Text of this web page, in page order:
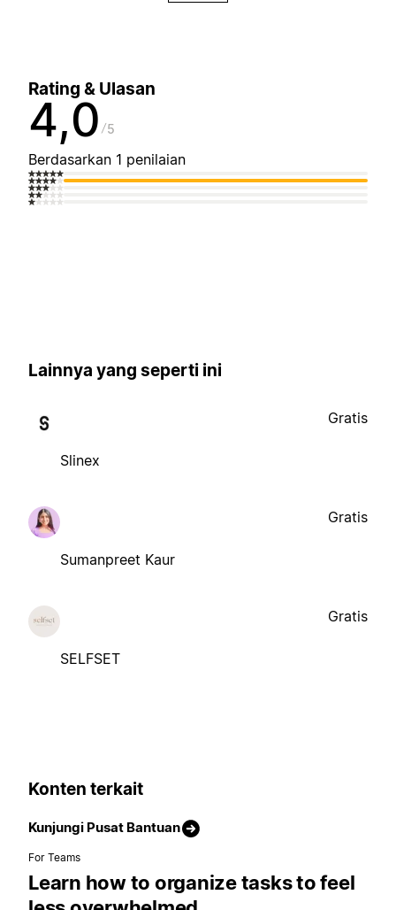
Rating & Ulasan
4,0 5
Berdasarkan 1 penilaian
Lainnya yang seperti ini
Slinex
Gratis
Sumanpreet Kaur
Gratis
SELFSET
Gratis
Konten terkait
Kunjungi Pusat Bantuan
For Teams
Learn how to organize tasks to feel